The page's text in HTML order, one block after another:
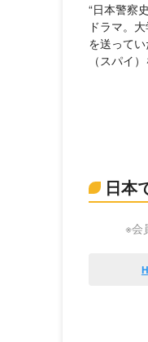
“日本警察
ドラマ。
を送って
（スパイ
日本
※会